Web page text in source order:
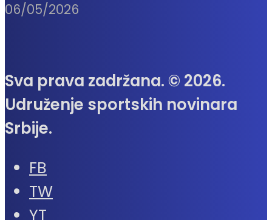
06/05/2026
Sva prava zadržana. © 2026.
Udruženje sportskih novinara
Srbije.
FB
TW
YT